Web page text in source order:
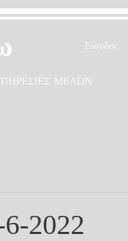
Είσοδος
ΜΕΛΩΝ
2022